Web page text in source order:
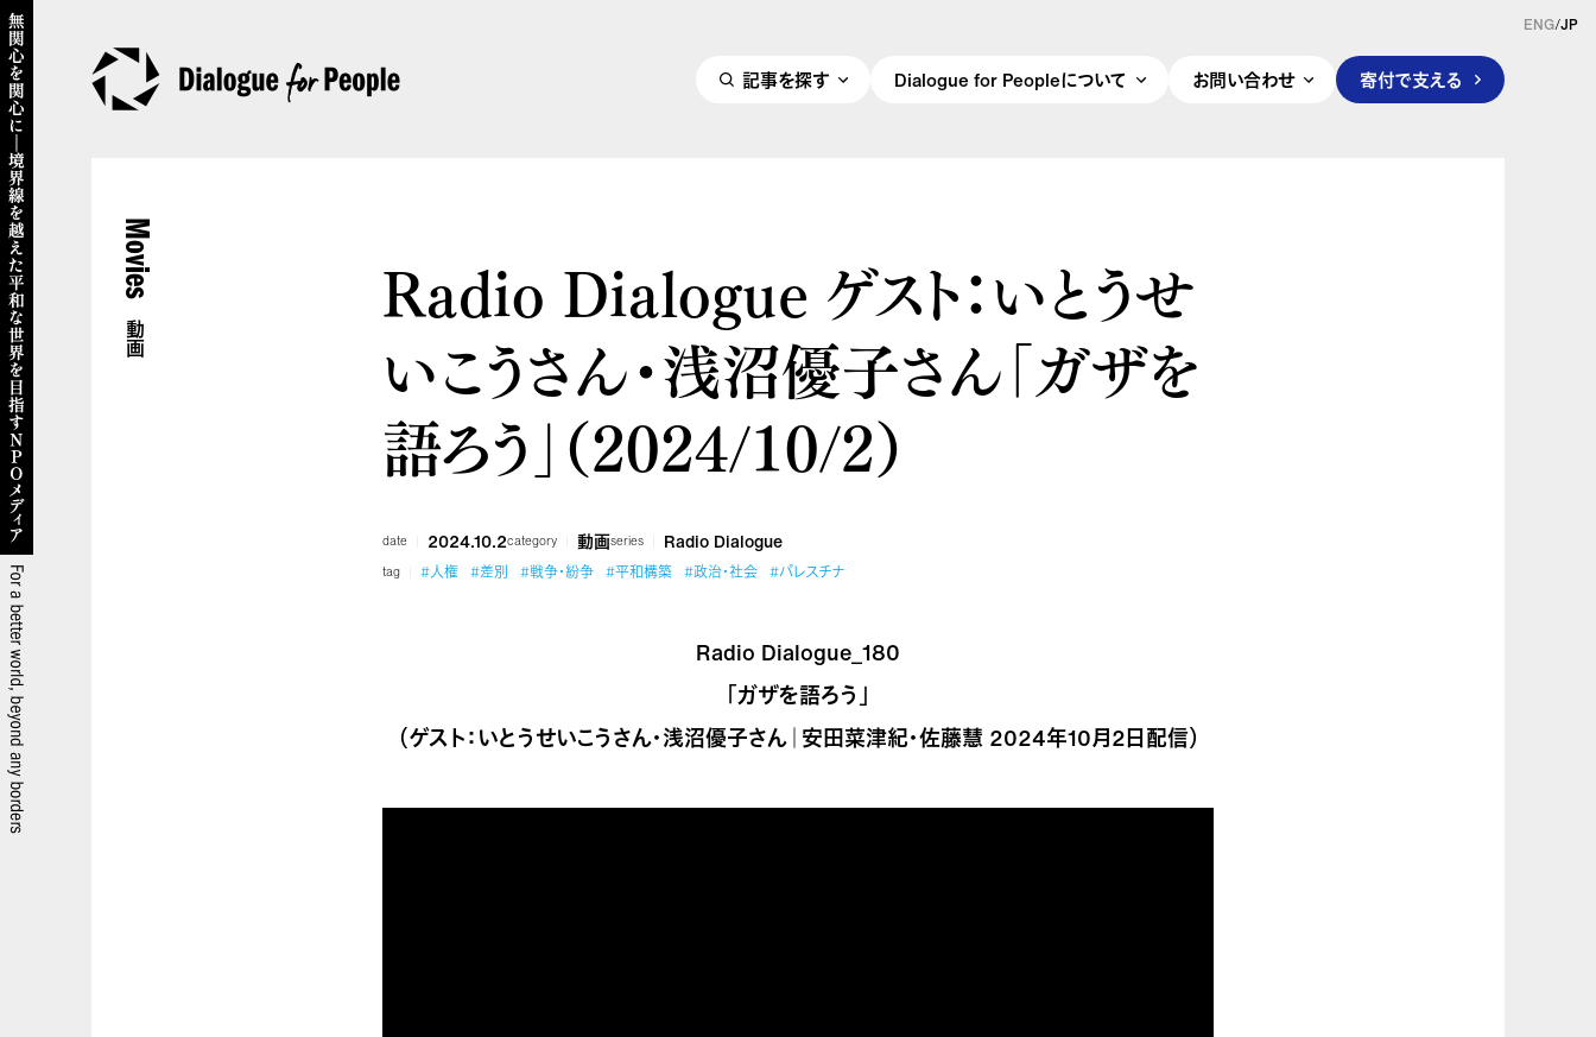
記事を探す Dialogue for Peopleについて お問い合わせ 寄付で支える
ENG/JP
Movies
動画 Radio Dialogue ゲスト：いとうせ
いこうさん・浅沼優子さん「ガザを
語ろう」（2024/10/2）
date 2024.10.2category 動画series Radio Dialogue
tag #人権 #差別 #戦争・紛争 #平和構築 #政治・社会 #パレスチナ
Radio Dialogue_180
「ガザを語ろう」
（ゲスト：いとうせいこうさん・浅沼優子さん｜安田菜津紀・佐藤慧 2024年10月2日配信）